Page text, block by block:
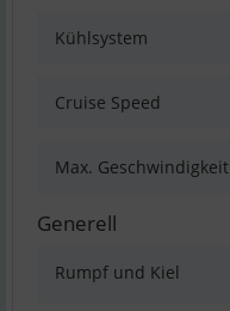
Kühlsystem
Cruise Speed
Max. Geschwindigkeit
Generell
Rumpf und Kiel